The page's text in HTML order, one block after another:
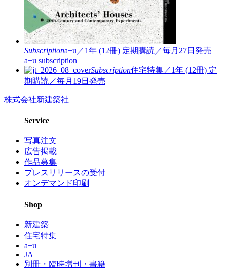
Subscriptiona+u／1年 (12冊) 定期購読／毎月27日発売
a+u subscription
Subscription住宅特集／1年 (12冊) 定
期購読／毎月19日発売
株式会社新建築社
Service
写真注文
広告掲載
作品募集
プレスリリースの受付
オンデマンド印刷
Shop
新建築
住宅特集
a+u
JA
別冊・臨時増刊・書籍